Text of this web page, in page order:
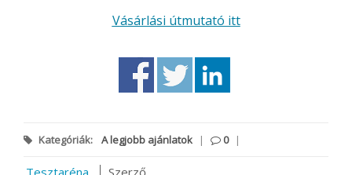
Vásárlási útmutató itt
Kategóriák: A legjobb ajánlatok | 0 |